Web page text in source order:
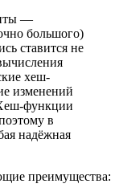
—
большого)
ставится не
хеш-
изменений
функции
в
надёжная
преимущества: